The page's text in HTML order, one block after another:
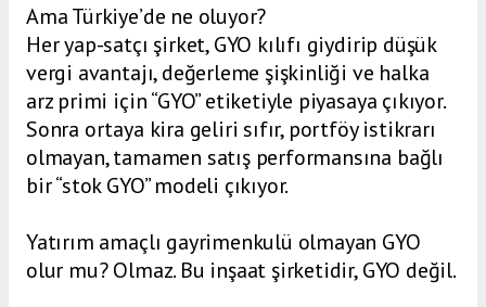
Ama Türkiye’de ne oluyor?
Her yap-satçı şirket, GYO kılıfı giydirip düşük
vergi avantajı, değerleme şişkinliği ve halka
arz primi için “GYO” etiketiyle piyasaya çıkıyor.
Sonra ortaya kira geliri sıfır, portföy istikrarı
olmayan, tamamen satış performansına bağlı
bir “stok GYO” modeli çıkıyor.
Yatırım amaçlı gayrimenkulü olmayan GYO
olur mu? Olmaz. Bu inşaat şirketidir, GYO değil.